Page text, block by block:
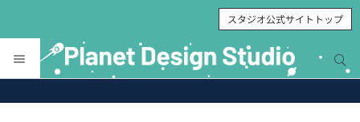
スタジオ公式サイトトップ
サイト内検索
サイト内検索